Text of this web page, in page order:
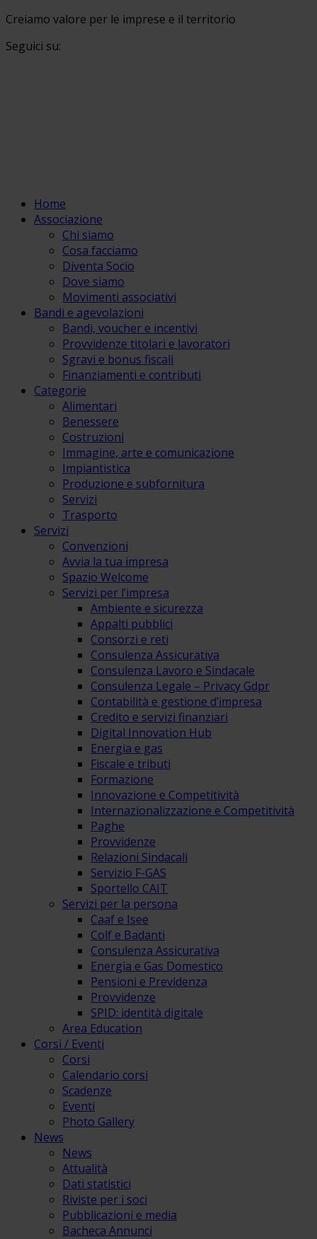
Creiamo valore per le imprese e il territorio
Seguici su:
Home
Associazione
Chi siamo
Cosa facciamo
Diventa Socio
Dove siamo
Movimenti associativi
Bandi e agevolazioni
Bandi, voucher e incentivi
Provvidenze titolari e lavoratori
Sgravi e bonus fiscali
Finanziamenti e contributi
Categorie
Alimentari
Benessere
Costruzioni
Immagine, arte e comunicazione
Impiantistica
Produzione e subfornitura
Servizi
Trasporto
Servizi
Convenzioni
Avvia la tua impresa
Spazio Welcome
Servizi per l’impresa
Ambiente e sicurezza
Appalti pubblici
Consorzi e reti
Consulenza Assicurativa
Consulenza Lavoro e Sindacale
Consulenza Legale – Privacy Gdpr
Contabilità e gestione d’impresa
Credito e servizi finanziari
Digital Innovation Hub
Energia e gas
Fiscale e tributi
Formazione
Innovazione e Competitività
Internazionalizzazione e Competitività
Paghe
Provvidenze
Relazioni Sindacali
Servizio F-GAS
Sportello CAIT
Servizi per la persona
Caaf e Isee
Colf e Badanti
Consulenza Assicurativa
Energia e Gas Domestico
Pensioni e Previdenza
Provvidenze
SPID: identità digitale
Area Education
Corsi / Eventi
Corsi
Calendario corsi
Scadenze
Eventi
Photo Gallery
News
News
Attualità
Dati statistici
Riviste per i soci
Pubblicazioni e media
Bacheca Annunci